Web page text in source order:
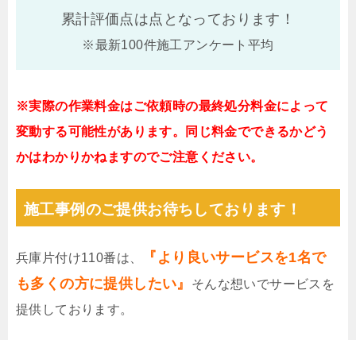
累計評価点は点となっております！
※最新100件施工アンケート平均
※実際の作業料金はご依頼時の最終処分料金によって
変動する可能性があります。同じ料金でできるかどう
かはわかりかねますのでご注意ください。
施工事例のご提供お待ちしております！
兵庫片付け110番は、
『より良いサービスを1名で
も多くの方に提供したい』
そんな想いでサービスを
提供しております。